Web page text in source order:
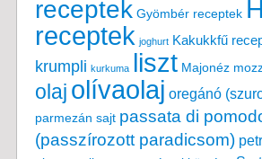
receptek Gyömbér receptek
receptek joghurt Kakukkfű
krumpli kurkuma liszt Majonéz
olaj olívaolaj oregánó
parmezán sajt passata di
(passzírozott paradicsom)